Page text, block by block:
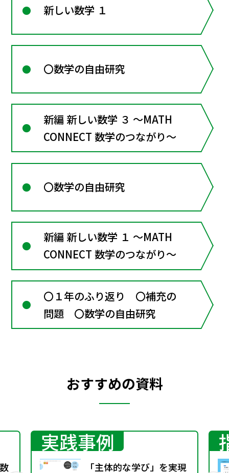
新しい数学 １
〇数学の自由研究
新編 新しい数学 ３ ～MATH
CONNECT 数学のつながり～
〇数学の自由研究
新編 新しい数学 １ ～MATH
CONNECT 数学のつながり～
〇１年のふり返り 〇補充の
問題 〇数学の自由研究
おすすめの資料
実践事例
「主体的な学び」を実現